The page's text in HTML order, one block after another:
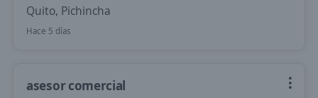
Quito, Pichincha
Hace 5 días
asesor comercial